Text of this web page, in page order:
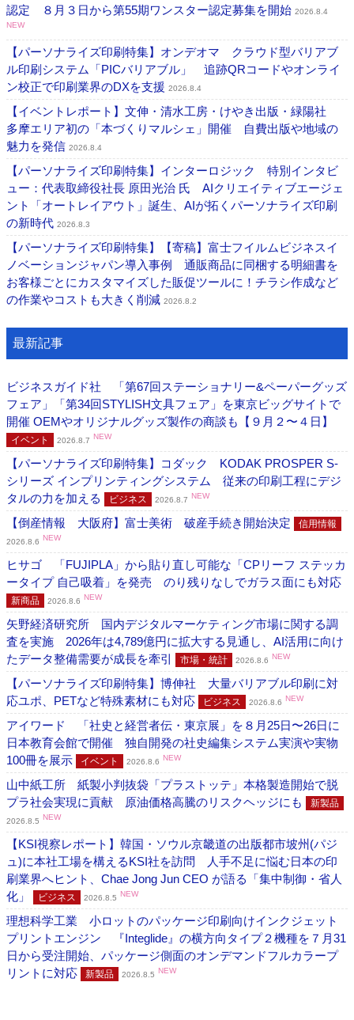
認定 ８月３日から第55期ワンスター認定募集を開始 2026.8.4
NEW
【パーソナライズ印刷特集】オンデオマ クラウド型バリアブ
ル印刷システム「PICバリアブル」 追跡QRコードやオンライ
ン校正で印刷業界のDXを支援 2026.8.4
【イベントレポート】文伸・清水工房・けやき出版・緑陽社
多摩エリア初の「本づくりマルシェ」開催 自費出版や地域の
魅力を発信 2026.8.4
【パーソナライズ印刷特集】インターロジック 特別インタビ
ュー：代表取締役社長 原田光治 氏 AIクリエイティブエージェ
ント「オートレイアウト」誕生、AIが拓くパーソナライズ印刷
の新時代 2026.8.3
【パーソナライズ印刷特集】【寄稿】富士フイルムビジネスイ
ノベーションジャパン導入事例 通販商品に同梱する明細書を
お客様ごとにカスタマイズした販促ツールに！チラシ作成など
の作業やコストも大きく削減 2026.8.2
最新記事
ビジネスガイド社 「第67回ステーショナリー&ペーパーグッズ
フェア」「第34回STYLISH文具フェア」を東京ビッグサイトで
開催 OEMやオリジナルグッズ製作の商談も【９月２〜４日】
イベント 2026.8.7 NEW
【パーソナライズ印刷特集】コダック KODAK PROSPER S-
シリーズ インプリンティングシステム 従来の印刷工程にデジ
タルの力を加える
ビジネス 2026.8.7 NEW
【倒産情報 大阪府】富士美術 破産手続き開始決定 信用情報
2026.8.6 NEW
ヒサゴ 「FUJIPLA」から貼り直し可能な「CPリーフ ステッカ
ータイプ 自己吸着」を発売 のり残りなしでガラス面にも対応
新商品 2026.8.6 NEW
矢野経済研究所 国内デジタルマーケティング市場に関する調
査を実施 2026年は4,789億円に拡大する見通し、AI活用に向け
たデータ整備需要が成長を牽引
市場・統計 2026.8.6 NEW
【パーソナライズ印刷特集】博伸社 大量バリアブル印刷に対
応ユポ、PETなど特殊素材にも対応
ビジネス 2026.8.6 NEW
アイワード 「社史と経営者伝・東京展」を８月25日〜26日に
日本教育会館で開催 独自開発の社史編集システム実演や実物
100冊を展示
イベント 2026.8.6 NEW
山中紙工所 紙製小判抜袋「プラストッテ」本格製造開始で脱
プラ社会実現に貢献 原油価格高騰のリスクヘッジにも
新製品
2026.8.5 NEW
【KSI視察レポート】韓国・ソウル京畿道の出版都市坡州(パジ
ュ)に本社工場を構えるKSI社を訪問 人手不足に悩む日本の印
刷業界へヒント、Chae Jong Jun CEO が語る「集中制御・省人
化」
ビジネス 2026.8.5 NEW
理想科学工業 小ロットのパッケージ印刷向けインクジェット
プリントエンジン 『Integlide』の横方向タイプ２機種を７月31
日から受注開始、パッケージ側面のオンデマンドフルカラープ
リントに対応
新製品 2026.8.5 NEW